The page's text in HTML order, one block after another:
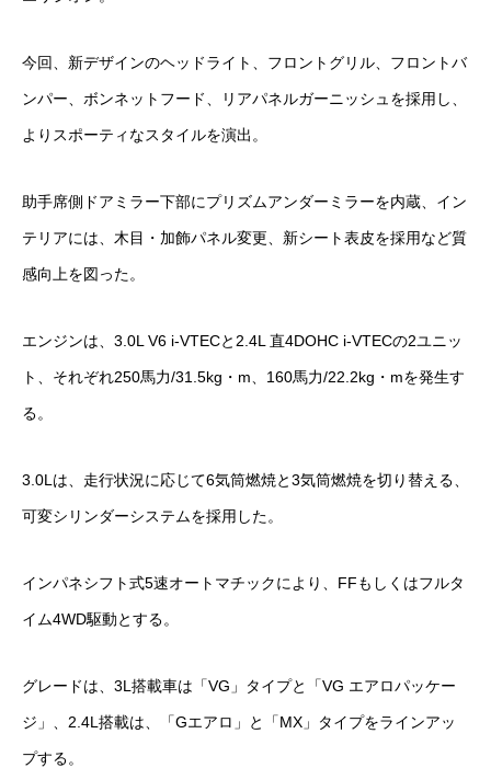
今回、新デザインのヘッドライト、フロントグリル、フロントバ
ンパー、ボンネットフード、リアパネルガーニッシュを採用し、
よりスポーティなスタイルを演出。
助手席側ドアミラー下部にプリズムアンダーミラーを内蔵、イン
テリアには、木目・加飾パネル変更、新シート表皮を採用など質
感向上を図った。
エンジンは、3.0L V6 i-VTECと2.4L 直4DOHC i-VTECの2ユニッ
ト、それぞれ250馬力/31.5kg・m、160馬力/22.2kg・mを発生す
る。
3.0Lは、走行状況に応じて6気筒燃焼と3気筒燃焼を切り替える、
可変シリンダーシステムを採用した。
インパネシフト式5速オートマチックにより、FFもしくはフルタ
イム4WD駆動とする。
グレードは、3L搭載車は「VG」タイプと「VG エアロパッケー
ジ」、2.4L搭載は、「Gエアロ」と「MX」タイプをラインアッ
プする。